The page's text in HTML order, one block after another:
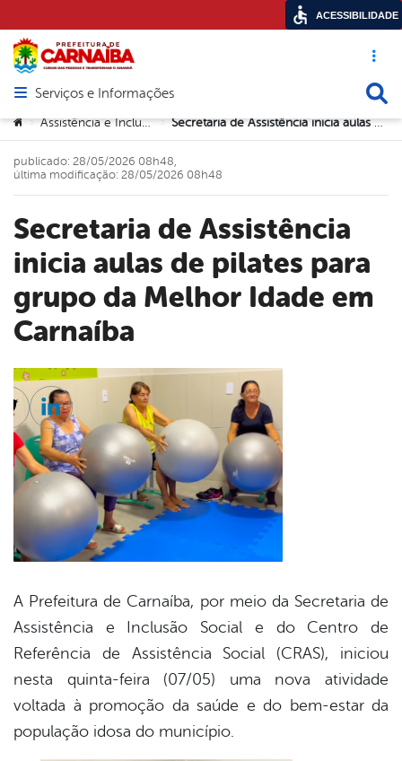
Acesso
Abrir menu principal de navegação
Serviços e Informações
Você está aqui:
> Assistência e Inclusão Social > Secretaria de Assistência inicia aulas de pilates para grupo da Melhor Idade em Carnaíba
Secretaria de Assistência
inicia aulas de pilates para
grupo da Melhor Idade em
Carnaíba
publicado: 28/05/2026 08h48,
última modificação: 28/05/2026 08h48
A Prefeitura de Carnaíba, por meio da Secretaria de
Assistência e Inclusão Social e do Centro de
Referência de Assistência Social (CRAS), iniciou
nesta quinta-feira (07/05) uma nova atividade
voltada à promoção da saúde e do bem-estar da
população idosa do município.
Twitter
Linkedin
ACESSIBILIDADE